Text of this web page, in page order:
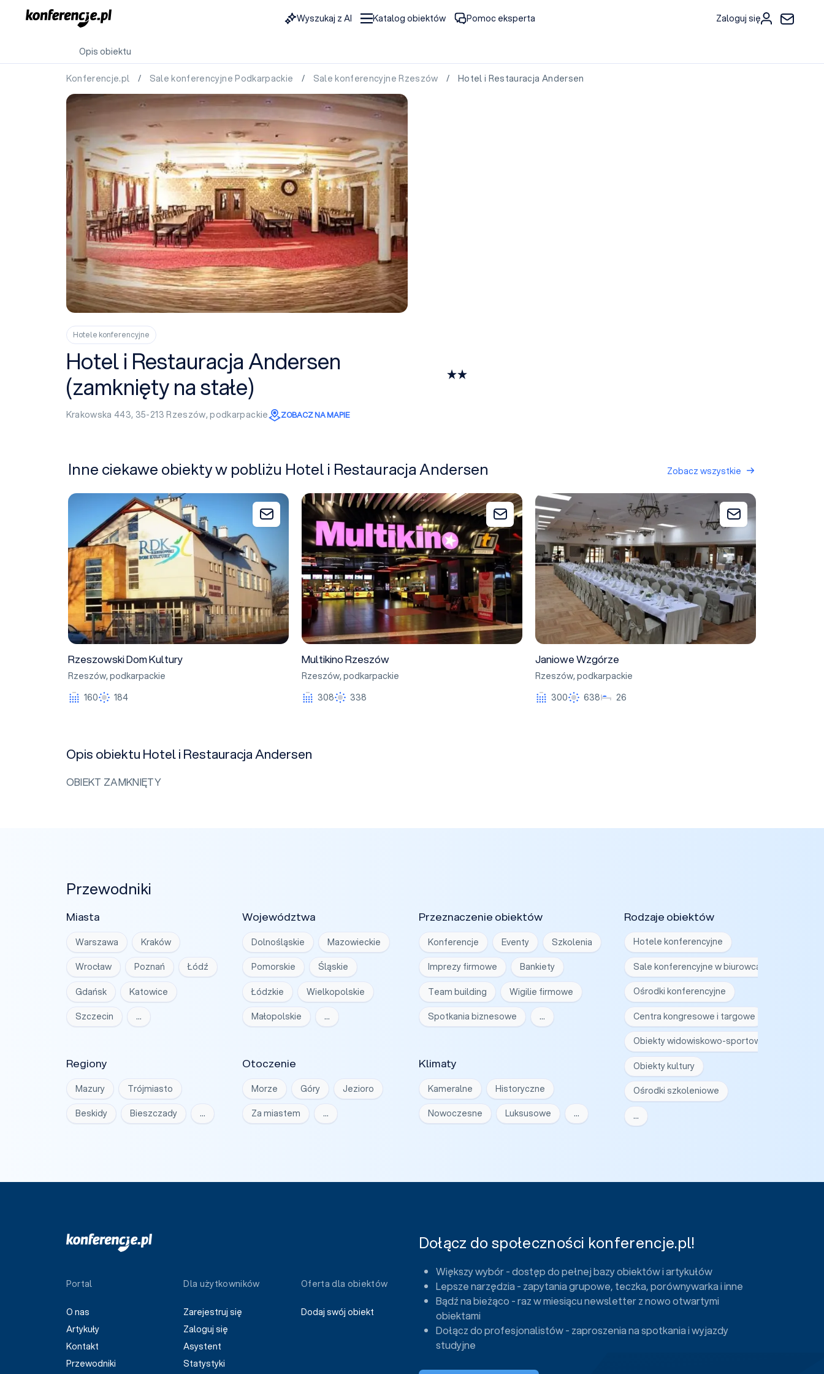
Wyszukaj z AI Katalog obiektów Pomoc eksperta Zaloguj się
Opis obiektu
Konferencje.pl / Sale konferencyjne Podkarpackie / Sale konferencyjne Rzeszów / Hotel i Restauracja Andersen
Hotele konferencyjne
Hotel i Restauracja Andersen
(zamknięty na stałe)
Krakowska 443, 35-213Rzeszów,podkarpackie ZOBACZ NA MAPIE
Inne ciekawe obiekty w pobliżu Hotel i Restauracja Andersen Zobacz wszystkie
Rzeszowski Dom Kultury
Dodaj do zapytania
Rzeszowski Dom Kultury
Rzeszów,podkarpackie
160
184
Multikino Rzeszów
Dodaj do zapytania
Multikino Rzeszów
Rzeszów,podkarpackie
308
338
Janiowe Wzgórze
Dodaj do
Janiowe Wzgórze
Rzeszów,podkarpackie
300
638 26
Opis obiektu Hotel i Restauracja Andersen
OBIEKT ZAMKNIĘTY
Przewodniki
Miasta
Warszawa Kraków
Wrocław Poznań Łódź
Gdańsk Katowice
Szczecin …
Województwa
Dolnośląskie Mazowieckie
Pomorskie Śląskie
Łódzkie Wielkopolskie
Małopolskie …
Regiony
Mazury Trójmiasto
Beskidy Bieszczady …
Otoczenie
Morze Góry Jezioro
Za miastem …
Klimaty
Kameralne Historyczne
Nowoczesne Luksusowe …
Przeznaczenie obiektów
Konferencje Eventy Szkolenia
Imprezy firmowe Bankiety
Team building Wigilie firmowe
Spotkania biznesowe …
Rodzaje obiektów
Hotele konferencyjne
Sale konferencyjne w biurowcach
Ośrodki konferencyjne
Centra kongresowe i targowe
Obiekty widowiskowo-sportowe
Obiekty kultury
Ośrodki szkoleniowe
…
Portal
O nas
Artykuły
Kontakt
Przewodniki
Dla użytkowników
Zarejestruj się
Zaloguj się
Asystent
Statystyki
Oferta dla obiektów
Dodaj swój obiekt
Dołącz do społeczności konferencje.pl!
Większy wybór - dostęp do pełnej bazy obiektów i artykułów
Lepsze narzędzia - zapytania grupowe, teczka, porównywarka i inne
Bądź na bieżąco - raz w miesiącu newsletter z nowo otwartymi
obiektami
Dołącz do profesjonalistów - zaproszenia na spotkania i wyjazdy
studyjne